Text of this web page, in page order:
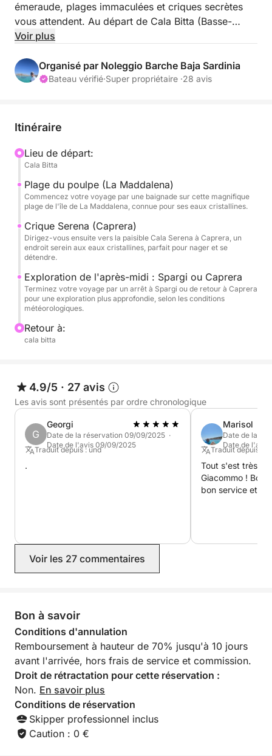
émeraude, plages immaculées et criques secrètes
vous attendent. Au départ de Cala Bitta (Basse-
Sardaigne), cette croisière de 7 heures vous promet
baignades rafraîchissantes et douceur
méditerranéenne. Idéale pour les amoureux de la
Sardaigne.
Avec son équilibre parfait entre découverte,
baignade et détente, cette croisière vous offre un
aperçu parfait du paradis sarde, conçu pour ravir
vos sens et apaiser votre âme.
Le prix du carburant n'est pas inclus.
Cette excursion vous permettra de visiter les plus
Maddalena
Caprera
Spargi
Voir plus
Organisé par Noleggio Barche Baja Sardinia
Bateau vérifié·Super propriétaire ·28 avis
Itinéraire
Lieu de départ:
Cala Bitta
Plage du poulpe (La Maddalena)
Commencez votre voyage par une baignade sur cette magnifique
plage de l'île de La Maddalena, connue pour ses eaux cristallines.
Crique Serena (Caprera)
Dirigez-vous ensuite vers la paisible Cala Serena à Caprera, un
endroit serein aux eaux cristallines, parfait pour nager et se
détendre.
Exploration de l'après-midi : Spargi ou Caprera
Terminez votre voyage par un arrêt à Spargi ou de retour à Caprera
pour une exploration plus approfondie, selon les conditions
météorologiques.
Retour à:
cala bitta
4.9/5 · 27 avis
Les avis sont présentés par ordre chronologique
G
Georgi
Date de la réservation 09/09/2025 ·
Date de l'avis 09/09/2025
Traduit depuis : und
.
Marisol
Date de la
Date de
Traduit depuis :
Tout s'est très
Giacommo !
bon service et
Voir les 27 commentaires
Bon à savoir
Conditions d'annulation
Remboursement à hauteur de 70% jusqu'à 10 jours
avant l'arrivée, hors frais de service et commission.
Droit de rétractation pour cette réservation :
Non. En savoir plus
Conditions de réservation
Skipper professionnel inclus
Caution : 0 €